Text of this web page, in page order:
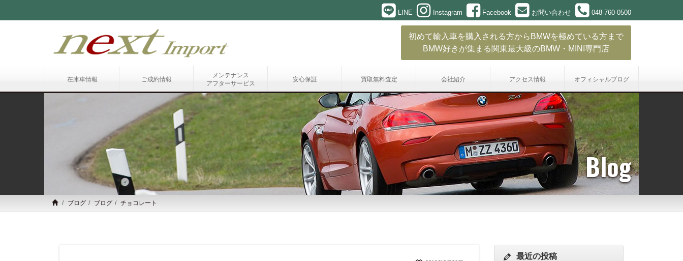
LINE Instagram Facebook お問い合わせ 048-760-0500
初めて輸入車を購入される方からBMWを極めている方まで
BMW好きが集まる関東最大級のBMW・MINI専門店
在庫車情報 ご成約情報
メンテナンス
アフターサービス
安心保証 買取無料査定 会社紹介 アクセス情報 オフィシャルブログ
Blog
ブログ ブログ チョコレート
最近の投稿